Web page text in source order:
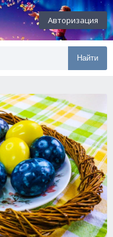
Авторизация
Найти